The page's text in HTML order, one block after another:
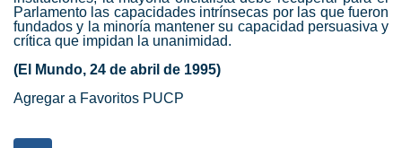
Parlamento las capacidades intrínsecas por las que fueron
fundados y la minoría mantener su capacidad persuasiva y
crítica que impidan la unanimidad.
(El Mundo, 24 de abril de 1995)
Agregar a Favoritos PUCP